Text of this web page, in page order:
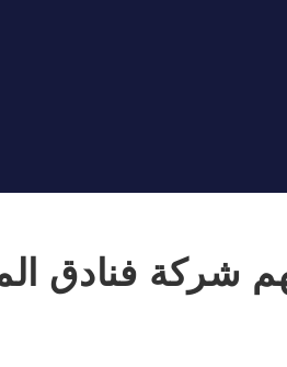
شركة فنادق